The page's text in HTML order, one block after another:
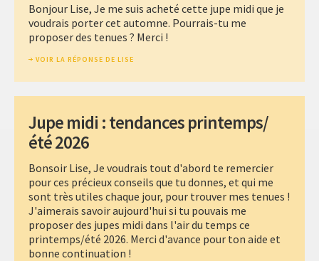
Bonjour Lise, Je me suis acheté cette jupe midi que je
voudrais porter cet automne. Pourrais-tu me
proposer des tenues ? Merci !
VOIR LA RÉPONSE DE LISE
Jupe midi : tendances printemps/
été 2026
Bonsoir Lise, Je voudrais tout d'abord te remercier
pour ces précieux conseils que tu donnes, et qui me
sont très utiles chaque jour, pour trouver mes tenues !
J'aimerais savoir aujourd'hui si tu pouvais me
proposer des jupes midi dans l'air du temps ce
printemps/été 2026. Merci d'avance pour ton aide et
bonne continuation !